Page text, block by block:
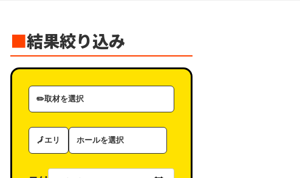
■結果絞り込み
取
材
ゴ
エ
リ
ホ
ー